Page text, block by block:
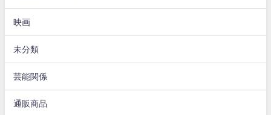
映画
未分類
芸能関係
通販商品